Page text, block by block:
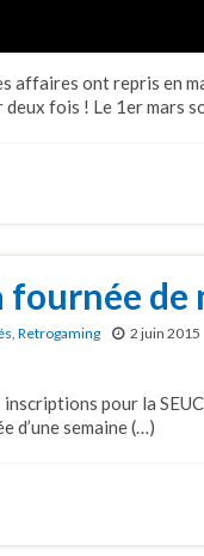
affaires ont repris en
deux fois ! Le 1er mars
fournée de
, Retrogaming 2 juin 2015
pour la
d’une semaine (…)